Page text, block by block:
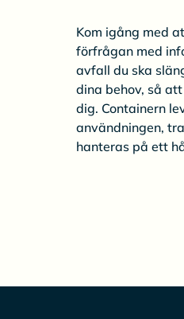
Kom igång med
förfrågan med
avfall du ska
dina behov, så
dig. Containern
användningen,
hanteras på ett